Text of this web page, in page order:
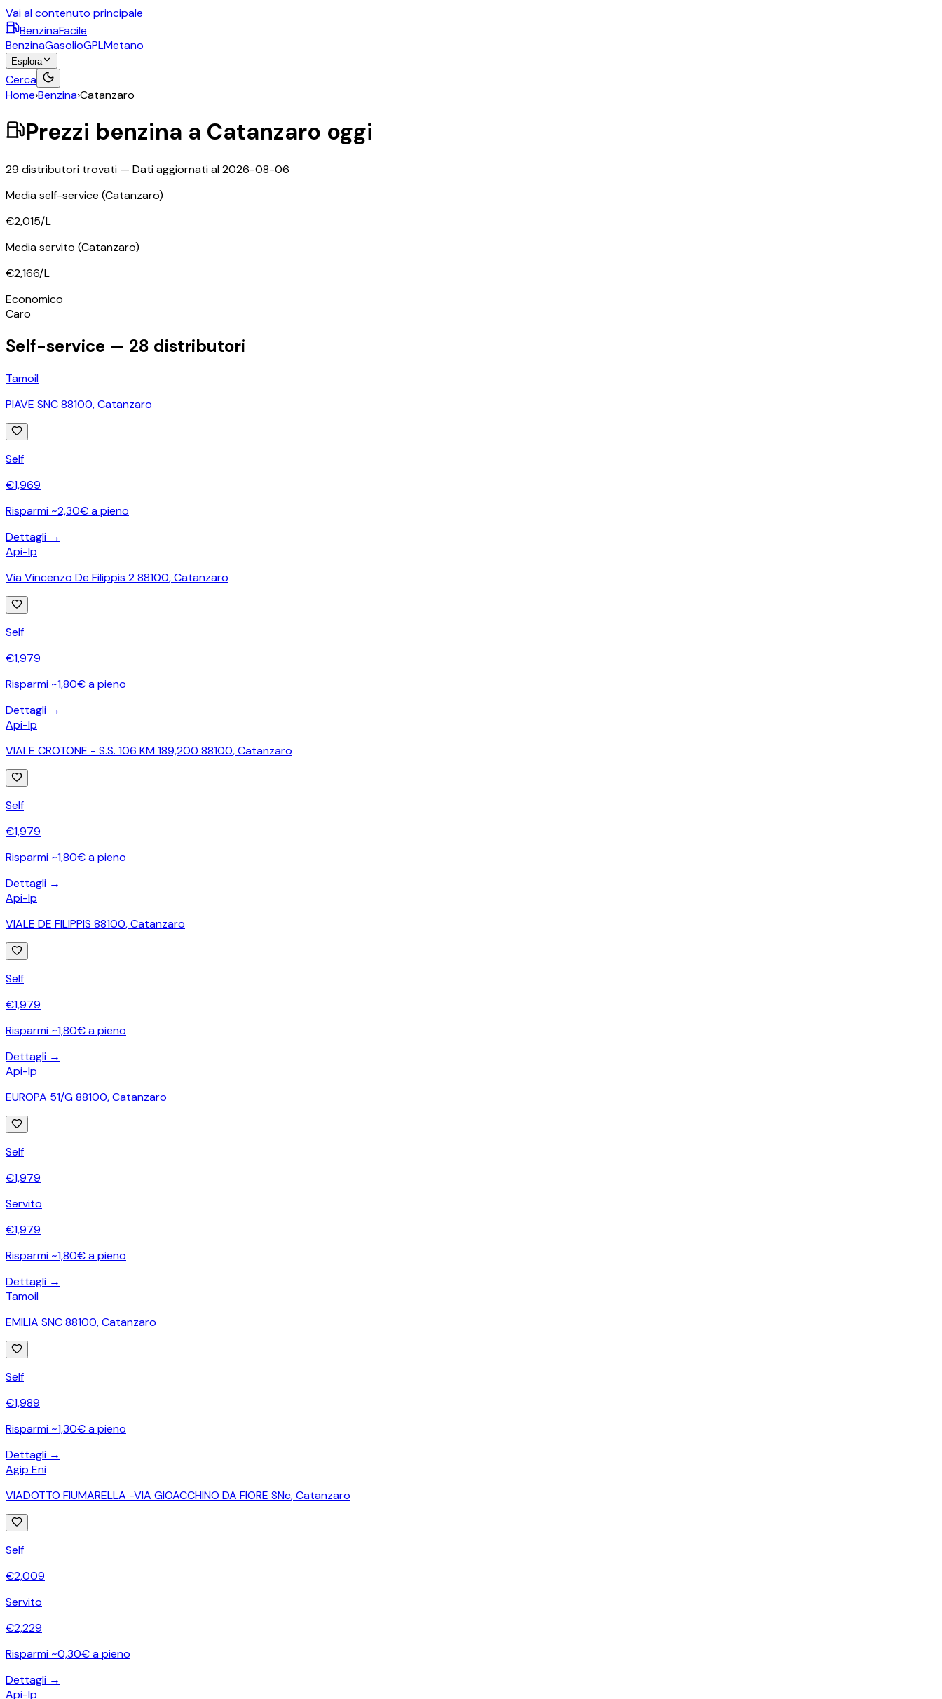
Vai al contenuto principale
BenzinaFacile
BenzinaGasolioGPLMetano
Esplora
Cerca
Home›Benzina›Catanzaro
Prezzi benzina a Catanzaro oggi
29 distributori trovati — Dati aggiornati al2026-08-06
Media self-service (Catanzaro)
€2,015/L
Media servito (Catanzaro)
€2,166/L
Economico
Caro
Self-service — 28 distributori
Tamoil
PIAVE SNC 88100,Catanzaro
Self
€1,969
Risparmi ~2,30€ a pieno
Dettagli →
Api-Ip
Via Vincenzo De Filippis 2 88100,Catanzaro
Self
€1,979
Risparmi ~1,80€ a pieno
Dettagli →
Api-Ip
VIALE CROTONE - S.S. 106 KM 189,200 88100,Catanzaro
Self
€1,979
Risparmi ~1,80€ a pieno
Dettagli →
Api-Ip
VIALE DE FILIPPIS 88100,Catanzaro
Self
€1,979
Risparmi ~1,80€ a pieno
Dettagli →
Api-Ip
EUROPA 51/G 88100,Catanzaro
Self
€1,979
Servito
€1,979
Risparmi ~1,80€ a pieno
Dettagli →
Tamoil
EMILIA SNC 88100,Catanzaro
Self
€1,989
Risparmi ~1,30€ a pieno
Dettagli →
Agip Eni
VIADOTTO FIUMARELLA -VIA GIOACCHINO DA FIORE SNc,Catanzaro
Self
€2,009
Servito
€2,229
Risparmi ~0,30€ a pieno
Dettagli →
Api-Ip